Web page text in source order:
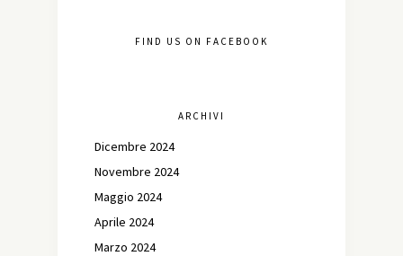
FIND US ON FACEBOOK
ARCHIVI
Dicembre 2024
Novembre 2024
Maggio 2024
Aprile 2024
Marzo 2024